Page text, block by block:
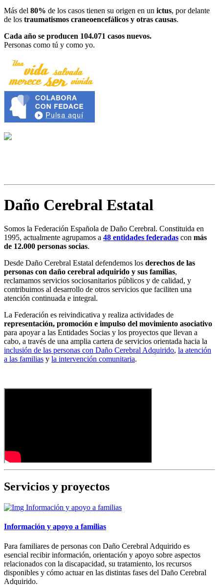
Más del 80% de los casos tienen su origen en un ictus, por delante
de los traumatismos craneoencefálicos y otras causas.
Cada año se producen 104.071 casos nuevos.
Personas como tú y como yo.
Daño Cerebral Estatal
Somos la Federación Española de Daño Cerebral. Constituida en
1995, actualmente agrupamos a 48 entidades federadas con más
de 12.000 personas socias.
Desde Daño Cerebral Estatal defendemos los derechos de las
personas con daño cerebral adquirido y sus familias,
reclamamos servicios sociosanitarios públicos y de calidad, y
contribuimos al desarrollo de otros servicios que faciliten una
atención continuada e integral.
La Federación es reivindicativa y realiza actividades de
representación, promoción e impulso del movimiento asociativo
para apoyar a las Entidades Socias y los proyectos que llevan a
cabo, a través de una amplia cartera de servicios orientada hacia la
inclusión de las personas con Daño Cerebral Adquirido, la atención
a las familias y la intervención comunitaria.
Servicios y proyectos
Información y apoyo a familias
Para familiares de personas con Daño Cerebral Adquirido es
esencial recibir información, orientación y apoyo sobre aspectos
relacionados con la discapacidad, su tratamiento, los recursos
disponibles y cómo actuar en las distintas fases del Daño Cerebral
Adquirido.